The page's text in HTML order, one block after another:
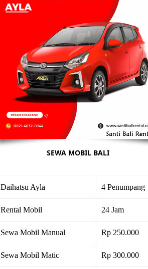
SEWA MOBIL BALI
Daihatsu Ayla 4 Penumpang
Rental Mobil 24 Jam
Sewa Mobil Manual Rp 250.000
Sewa Mobil Matic Rp 300.000